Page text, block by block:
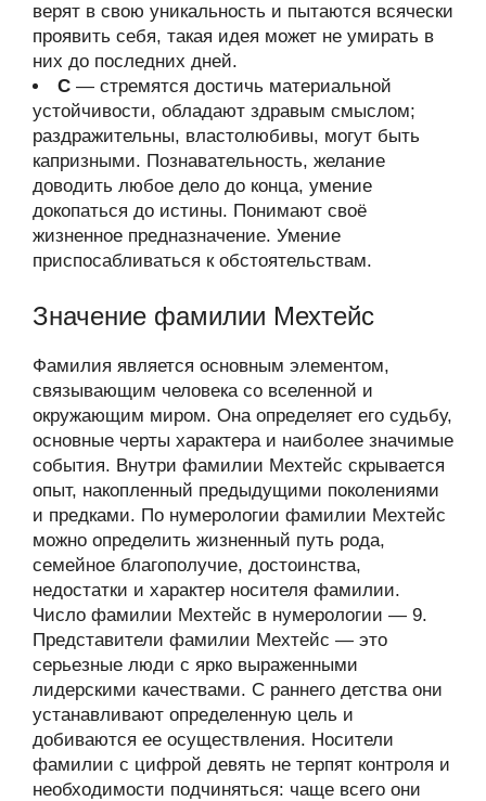
верят в свою уникальность и пытаются всячески
проявить себя, такая идея может не умирать в
них до последних дней.
С — стремятся достичь материальной
устойчивости, обладают здравым смыслом;
раздражительны, властолюбивы, могут быть
капризными. Познавательность, желание
доводить любое дело до конца, умение
докопаться до истины. Понимают своё
жизненное предназначение. Умение
приспосабливаться к обстоятельствам.
Значение фамилии Мехтейс
Фамилия является основным элементом,
связывающим человека со вселенной и
окружающим миром. Она определяет его судьбу,
основные черты характера и наиболее значимые
события. Внутри фамилии Мехтейс скрывается
опыт, накопленный предыдущими поколениями
и предками. По нумерологии фамилии Мехтейс
можно определить жизненный путь рода,
семейное благополучие, достоинства,
недостатки и характер носителя фамилии.
Число фамилии Мехтейс в нумерологии — 9.
Представители фамилии Мехтейс — это
серьезные люди с ярко выраженными
лидерскими качествами. С раннего детства они
устанавливают определенную цель и
добиваются ее осуществления. Носители
фамилии с цифрой девять не терпят контроля и
необходимости подчиняться: чаще всего они